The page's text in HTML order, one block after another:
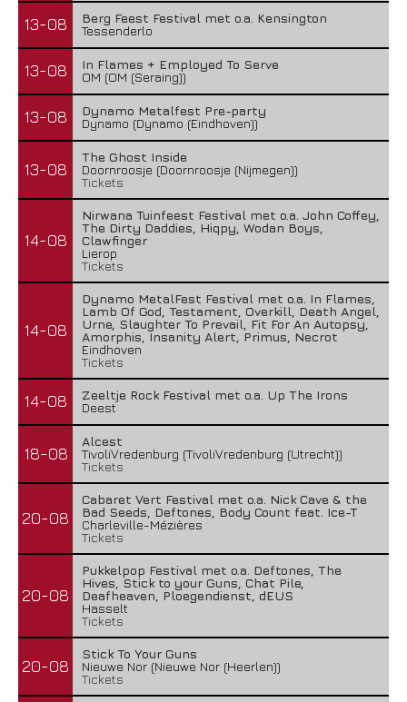
13-08
Berg Feest Festival met o.a. Kensington
Tessenderlo
13-08
In Flames + Employed To Serve
OM (OM (Seraing))
13-08
Dynamo Metalfest Pre-party
Dynamo (Dynamo (Eindhoven))
13-08
The Ghost Inside
Doornroosje (Doornroosje (Nijmegen))
Tickets
14-08
Nirwana Tuinfeest Festival met o.a. John Coffey,
The Dirty Daddies, Hiqpy, Wodan Boys,
Clawfinger
Lierop
Tickets
14-08
Dynamo MetalFest Festival met o.a. In Flames,
Lamb Of God, Testament, Overkill, Death Angel,
Urne, Slaughter To Prevail, Fit For An Autopsy,
Amorphis, Insanity Alert, Primus, Necrot
Eindhoven
Tickets
14-08
Zeeltje Rock Festival met o.a. Up The Irons
Deest
18-08
Alcest
TivoliVredenburg (TivoliVredenburg (Utrecht))
Tickets
20-08
Cabaret Vert Festival met o.a. Nick Cave & the
Bad Seeds, Deftones, Body Count feat. Ice-T
Charleville-Mézières
Tickets
20-08
Pukkelpop Festival met o.a. Deftones, The
Hives, Stick to your Guns, Chat Pile,
Deafheaven, Ploegendienst, dEUS
Hasselt
Tickets
20-08
Stick To Your Guns
Nieuwe Nor (Nieuwe Nor (Heerlen))
Tickets